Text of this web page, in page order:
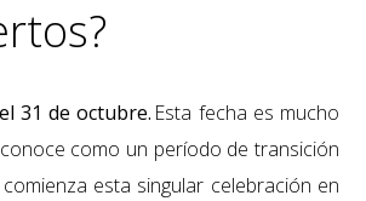
31 de octubre. Esta fecha es mucho
como un período de transición
esta singular celebración en